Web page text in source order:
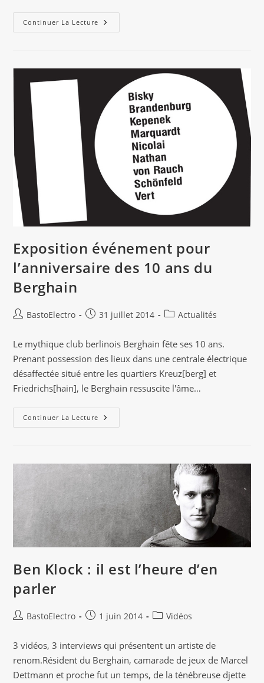
Continuer La Lecture Hugo
Boss
Une
Collection
Automne/Hiver
2014
Ultra-
Limitée
À
Découvrir
Exposition événement pour
l’anniversaire des 10 ans du
Berghain
Auteur/autrice
la
publication :
BastoElectro
Publication
31 juillet 2014
PostActualités
Le mythique club berlinois Berghain fête ses 10 ans.
Prenant possession des lieux dans une centrale électrique
désaffectée situé entre les quartiers Kreuz[berg] et
Friedrichs[hain], le Berghain ressuscite l'âme…
Continuer La Lecture Exposition
Événement
Ans
Du
Berghain
Ben Klock : il est l’heure d’en
parler
Auteur/autrice
la
publication :
BastoElectro
Publication
1 juin 2014
PostVidéos
3 vidéos, 3 interviews qui présentent un artiste de
renom.Résident du Berghain, camarade de jeux de Marcel
Dettmann et proche fut un temps, de la ténébreuse djette